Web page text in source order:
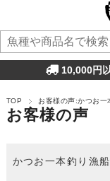
10,000円
TOP お客様の声:かつお
お客様の声
かつお一本釣り漁